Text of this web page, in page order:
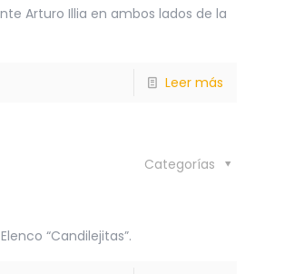
Arturo Illia en ambos lados de la
Leer más
Categorías
“Candilejitas”.